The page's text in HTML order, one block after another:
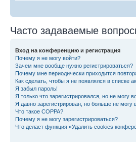
Часто задаваемые
Вход на конференцию и регистрация
Почему я не могу войти?
Зачем мне вообще нужно регистрироваться?
Почему мне периодически приходится
Как сделать, чтобы я не появлялся в списке
Я забыл пароль!
Я только что зарегистрировался, но не могу
Я давно зарегистрирован, но больше не могу
Что такое COPPA?
Почему я не могу зарегистрироваться?
Что делает функция «Удалить cookies